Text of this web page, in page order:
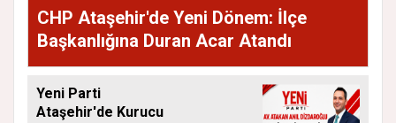
CHP Ataşehir'de Yeni Dönem: İlçe
Başkanlığına Duran Acar Atandı
Yeni Parti
Ataşehir'de Kurucu